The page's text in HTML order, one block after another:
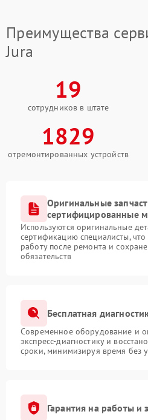
Преимущества
Jura
19
сотрудников в штате
1829
отремонтированных устройств
Оригинальные
сертифицированные
Используются оригинальные
сертификацию специалисты,
работу после ремонта и
обязательств
Бесплатная
Современное оборудование и
экспресс-диагностику и
сроки, минимизируя время без
Гарантия на работы и